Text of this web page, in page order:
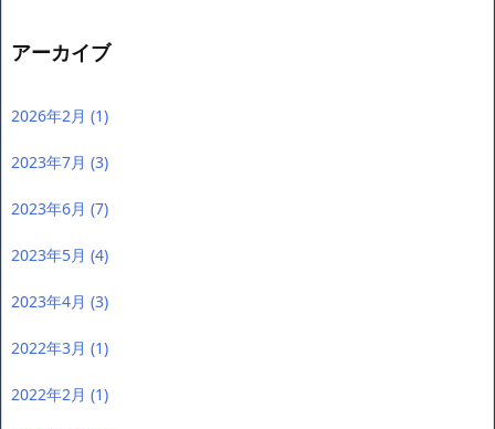
アーカイブ
2026年2月 (1)
2023年7月 (3)
2023年6月 (7)
2023年5月 (4)
2023年4月 (3)
2022年3月 (1)
2022年2月 (1)